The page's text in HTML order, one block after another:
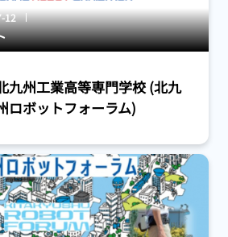
12
九州工業高等専門学校 (北九
ロボットフォーラム)